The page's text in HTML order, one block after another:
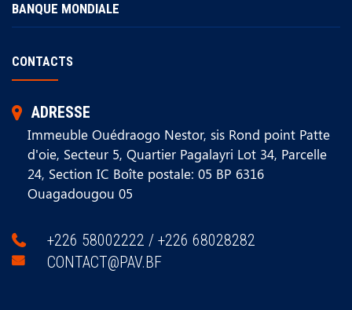
BANQUE MONDIALE
CONTACTS
ADRESSE
Immeuble Ouédraogo Nestor, sis Rond point Patte
d'oie, Secteur 5, Quartier Pagalayri Lot 34, Parcelle
24, Section IC Boîte postale: 05 BP 6316
Ouagadougou 05
+226 58002222 / +226 68028282
CONTACT@PAV.BF